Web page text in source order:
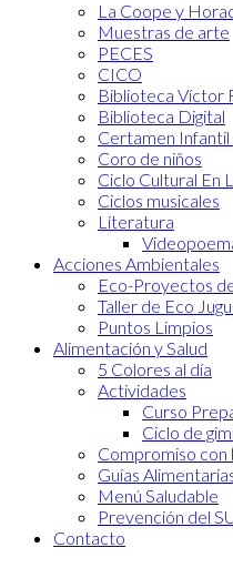
La Coope y
Muestras de arte
PECES
CICO
Biblioteca Víctor
Biblioteca Digital
Certamen Infantil
Coro de niños
Ciclo Cultural En
Ciclos musicales
Literatura
Acciones Ambientales
Eco-Proyectos
Taller de Eco
Puntos Limpios
Alimentación y Salud
5 Colores al día
Actividades
Curso
Ciclo de
Compromiso con
Guías
Menú Saludable
Prevención del
Contacto